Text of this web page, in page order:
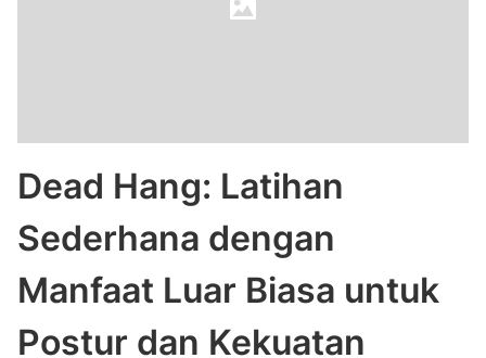
Dead Hang: Latihan
Sederhana dengan
Manfaat Luar Biasa untuk
Postur dan Kekuatan